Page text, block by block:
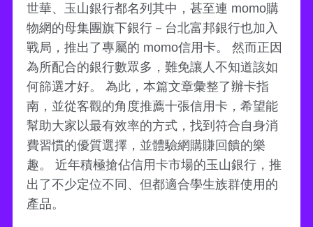
世華、玉山銀行都名列其中，甚至連 momo購
物網的母集團旗下銀行－台北富邦銀行也加入
戰局，推出了專屬的 momo信用卡。 然而正因
為所配合的銀行數眾多，難免讓人不知道該如
何篩選才好。 為此，本篇文章彙整了辦卡指
南，並從客觀的角度推薦十張信用卡，希望能
幫助大家以最有效率的方式，找到符合自身消
費習慣的優質選擇，並體驗網購賺回饋的樂
趣。 近年積極搶佔信用卡市場的玉山銀行，推
出了不少定位不同、但都適合學生族群使用的
產品。